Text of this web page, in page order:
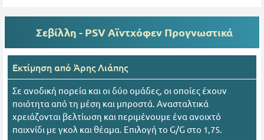
Σεβίλλη - PSV Αϊντχόφεν Προγνωστικά
Εκτίμηση από Άρης Λιάπης
Σε ανοδική πορεία και οι δύο ομάδες, οι οποίες έχουν
ποιότητα από τη μέση και μπροστά. Ανασταλτικά
χρειάζονται βελτίωση και περιμένουμε ένα ανοιχτό
παιχνίδι με γκολ και θέαμα. Επιλογή το G/G στο 1,75.